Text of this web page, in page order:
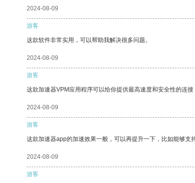
2024-08-09
游客
这款软件非常实用，可以帮助我解决很多问题。
2024-08-09
游客
这款加速器VPM应用程序可以给你提供最高速度和安全性的连接
2024-08-09
游客
这款加速器app的加速效果一般，可以再提升一下，比如能够支
2024-08-09
游客